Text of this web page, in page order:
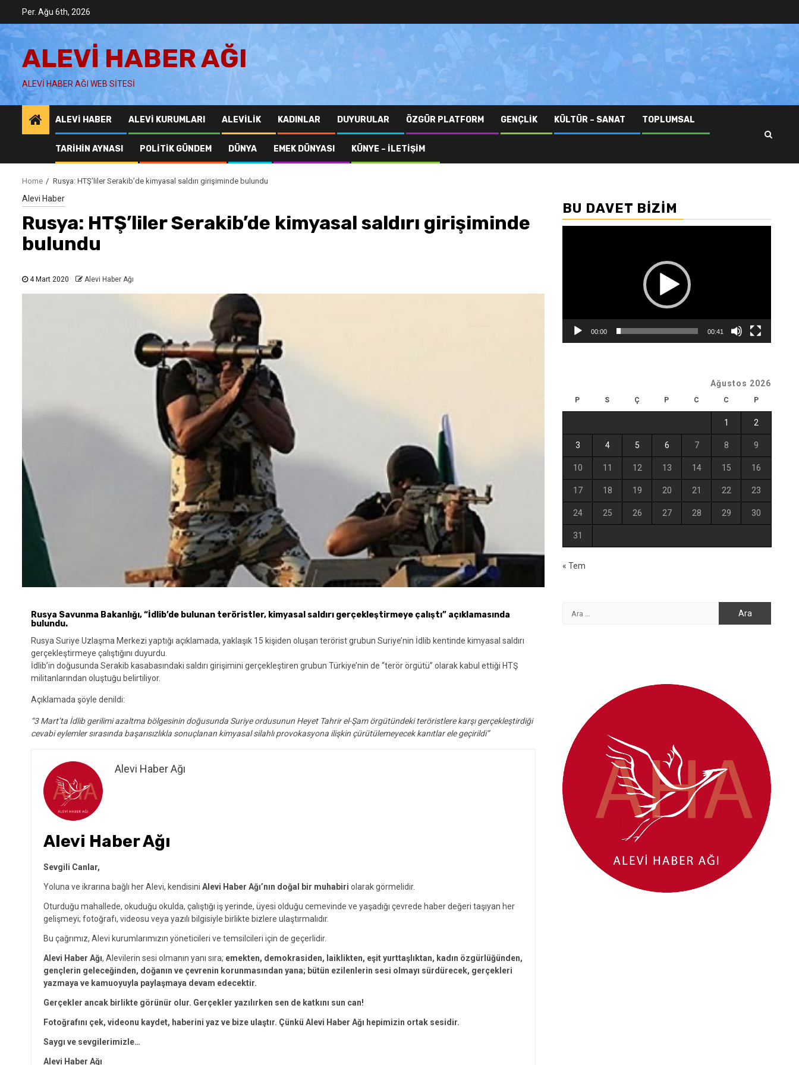
content
Per. Ağu 6th, 2026
ALEVI HABER AĞI
ALEVI HABER AĞI WEB SITESI
ALEVI HABER ALEVI KURUMLARI ALEVILIK KADINLAR DUYURULAR ÖZGÜR PLATFORM GENÇLIK KÜLTÜR – SANAT TOPLUMSAL
TARIHIN AYNASI POLITIK GÜNDEM DÜNYA EMEK DÜNYASI KÜNYE – İLETIŞIM
Home Rusya: HTŞ’liler Serakib’de kimyasal saldırı girişiminde bulundu
Alevi Haber
Rusya: HTŞ’liler Serakib’de kimyasal saldırı girişiminde
bulundu
4 Mart 2020 Alevi Haber Ağı
Rusya Savunma Bakanlığı, “İdlib’de bulunan teröristler, kimyasal saldırı gerçekleştirmeye çalıştı” açıklamasında
bulundu.
Rusya Suriye Uzlaşma Merkezi yaptığı açıklamada, yaklaşık 15 kişiden oluşan terörist grubun Suriye’nin İdlib kentinde kimyasal saldırı
gerçekleştirmeye çalıştığını duyurdu.
İdlib’in doğusunda Serakib kasabasındaki saldırı girişimini gerçekleştiren grubun Türkiye’nin de “terör örgütü” olarak kabul ettiği HTŞ
militanlarından oluştuğu belirtiliyor.
Açıklamada şöyle denildi:
“3 Mart’ta İdlib gerilimi azaltma bölgesinin doğusunda Suriye ordusunun Heyet Tahrir el-Şam örgütündeki teröristlere karşı gerçekleştirdiği
cevabi eylemler sırasında başarısızlıkla sonuçlanan kimyasal silahlı provokasyona ilişkin çürütülemeyecek kanıtlar ele geçirildi”
Alevi Haber Ağı
Alevi Haber Ağı
Sevgili Canlar,
Yoluna ve ikrarına bağlı her Alevi, kendisini Alevi Haber Ağı’nın doğal bir muhabiri olarak görmelidir.
Oturduğu mahallede, okuduğu okulda, çalıştığı iş yerinde, üyesi olduğu cemevinde ve yaşadığı çevrede haber değeri taşıyan her
gelişmeyi; fotoğrafı, videosu veya yazılı bilgisiyle birlikte bizlere ulaştırmalıdır.
Bu çağrımız, Alevi kurumlarımızın yöneticileri ve temsilcileri için de geçerlidir.
Alevi Haber Ağı, Alevilerin sesi olmanın yanı sıra; emekten, demokrasiden, laiklikten, eşit yurttaşlıktan, kadın özgürlüğünden,
gençlerin geleceğinden, doğanın ve çevrenin korunmasından yana; bütün ezilenlerin sesi olmayı sürdürecek, gerçekleri
yazmaya ve kamuoyuyla paylaşmaya devam edecektir.
Gerçekler ancak birlikte görünür olur. Gerçekler yazılırken sen de katkını sun can!
Fotoğrafını çek, videonu kaydet, haberini yaz ve bize ulaştır. Çünkü Alevi Haber Ağı hepimizin ortak sesidir.
Saygı ve sevgilerimizle…
Alevi Haber Ağı
BU DAVET BIZIM
00:00 00:41
Ağustos 2026
P S Ç P C C P
1 2
3 4 5 6 7 8 9
10 11 12 13 14 15 16
17 18 19 20 21 22 23
24 25 26 27 28 29 30
31
« Tem